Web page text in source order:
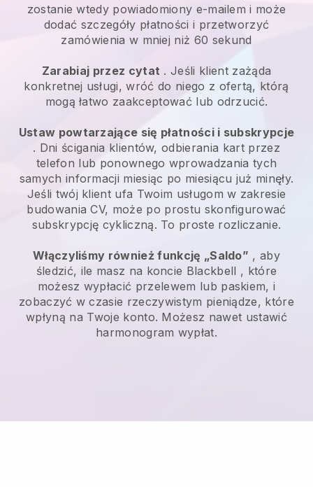
zostanie wtedy powiadomiony e-mailem i może
dodać szczegóły płatności i przetworzyć
zamówienia w mniej niż 60 sekund
Zarabiaj przez cytat . Jeśli klient zażąda
konkretnej usługi, wróć do niego z ofertą, którą
mogą łatwo zaakceptować lub odrzucić.
Ustaw powtarzające się płatności i subskrypcje
. Dni ścigania klientów, odbierania kart przez
telefon lub ponownego wprowadzania tych
samych informacji miesiąc po miesiącu już minęły.
Jeśli twój klient ufa Twoim usługom w zakresie
budowania CV, może po prostu skonfigurować
subskrypcję cykliczną. To proste rozliczanie.
Włączyliśmy również funkcję „Saldo” , aby
śledzić, ile masz na koncie Blackbell , które
możesz wypłacić przelewem lub paskiem, i
zobaczyć w czasie rzeczywistym pieniądze, które
wpłyną na Twoje konto. Możesz nawet ustawić
harmonogram wypłat.